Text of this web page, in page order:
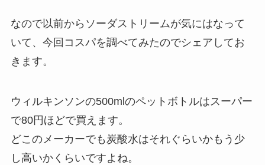
なので以前からソーダストリームが気にはなって
いて、今回コスパを調べてみたのでシェアしてお
きます。
ウィルキンソンの500mlのペットボトルはスーパー
で80円ほどで買えます。
どこのメーカーでも炭酸水はそれぐらいかもう少
し高いかくらいですよね。